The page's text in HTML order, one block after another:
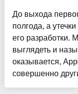
До выхода
полгода, а
его разработки.
выглядеть и
оказывается,
совершенно